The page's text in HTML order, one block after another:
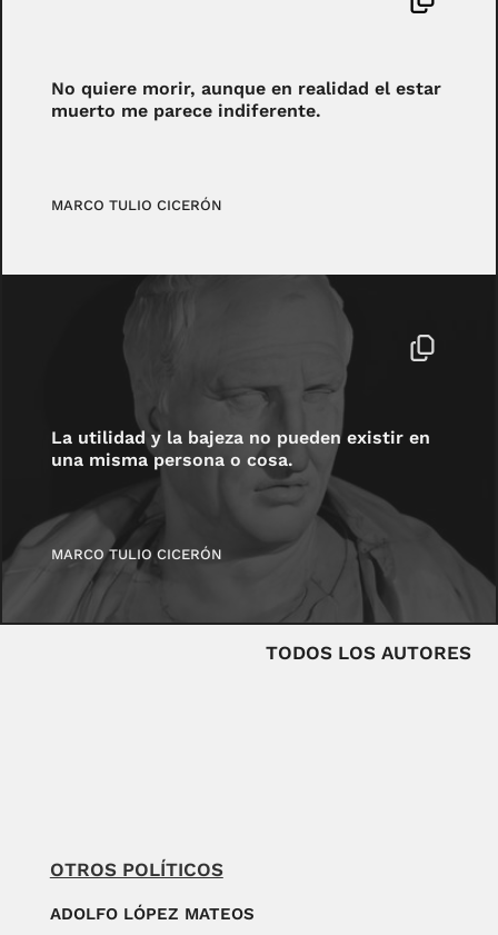
No quiere morir, aunque en realidad el estar
muerto me parece indiferente.
MARCO TULIO CICERÓN
La utilidad y la bajeza no pueden existir en
una misma persona o cosa.
MARCO TULIO CICERÓN
TODOS LOS AUTORES
OTROS POLÍTICOS
ADOLFO LÓPEZ MATEOS